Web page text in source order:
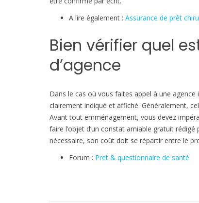
A lire également : Assurance de prêt
Bien vérifier quel
d’agence
Dans le cas où vous faites appel à une
clairement indiqué et affiché. Généralement,
Avant tout emménagement, vous devez
faire l’objet d’un constat amiable gratuit
nécessaire, son coût doit se répartir entre le
Forum : Pret & questionnaire de santé